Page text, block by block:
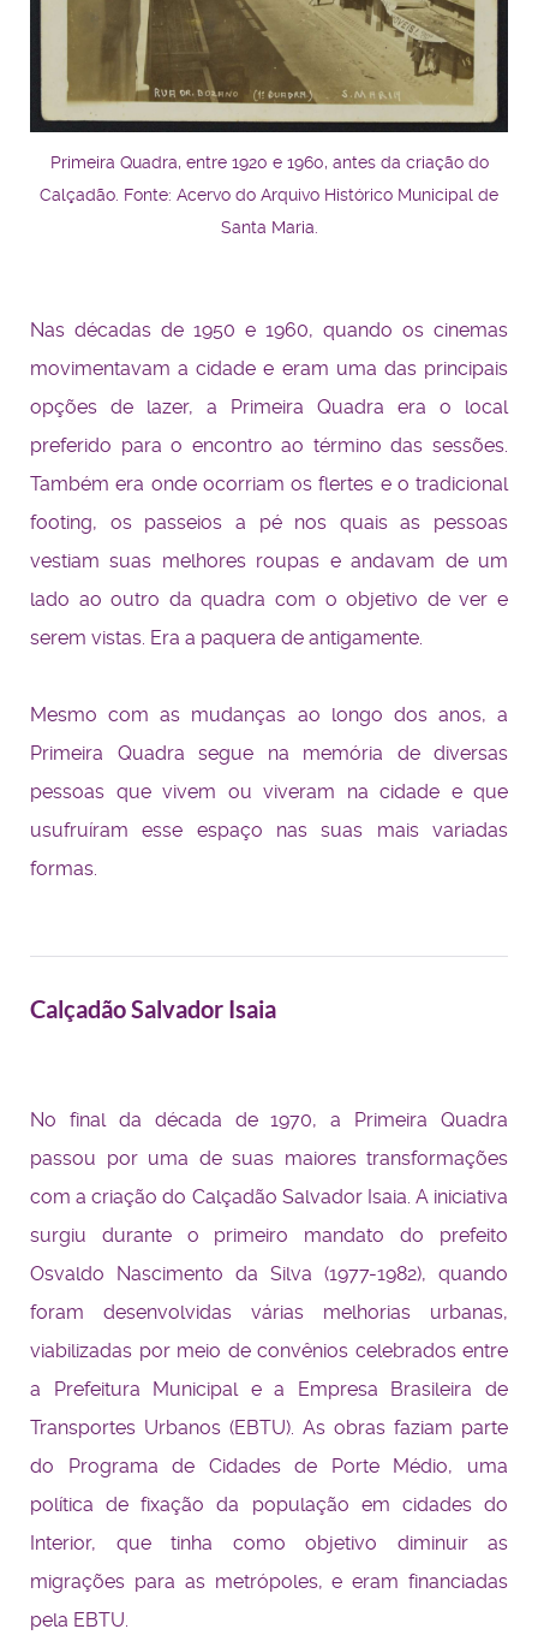
Primeira Quadra, entre 1920 e 1960, antes da criação do
Calçadão. Fonte: Acervo do Arquivo Histórico Municipal de
Santa Maria.
Nas décadas de 1950 e 1960, quando os cinemas
movimentavam a cidade e eram uma das principais
opções de lazer, a Primeira Quadra era o local
preferido para o encontro ao término das sessões.
Também era onde ocorriam os flertes e o tradicional
footing, os passeios a pé nos quais as pessoas
vestiam suas melhores roupas e andavam de um
lado ao outro da quadra com o objetivo de ver e
serem vistas. Era a paquera de antigamente.
Mesmo com as mudanças ao longo dos anos, a
Primeira Quadra segue na memória de diversas
pessoas que vivem ou viveram na cidade e que
usufruíram esse espaço nas suas mais variadas
formas.
Calçadão Salvador Isaia
No final da década de 1970, a Primeira Quadra
passou por uma de suas maiores transformações
com a criação do Calçadão Salvador Isaia. A iniciativa
surgiu durante o primeiro mandato do prefeito
Osvaldo Nascimento da Silva (1977-1982), quando
foram desenvolvidas várias melhorias urbanas,
viabilizadas por meio de convênios celebrados entre
a Prefeitura Municipal e a Empresa Brasileira de
Transportes Urbanos (EBTU). As obras faziam parte
do Programa de Cidades de Porte Médio, uma
política de fixação da população em cidades do
Interior, que tinha como objetivo diminuir as
migrações para as metrópoles, e eram financiadas
pela EBTU.